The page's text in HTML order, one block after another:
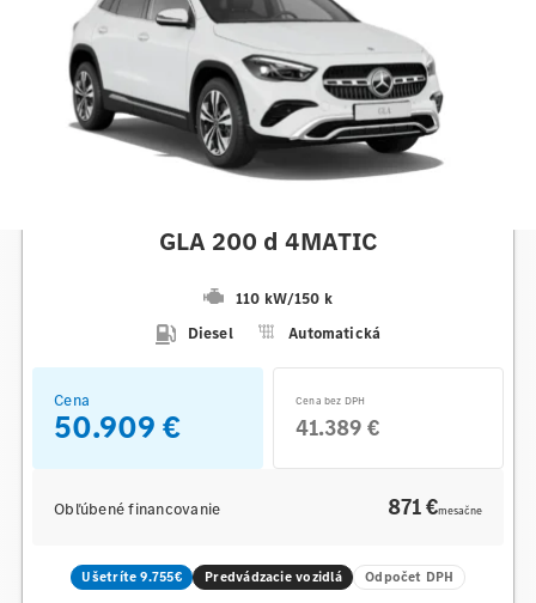
GLA 200 d 4MATIC
110 kW/150 k
Diesel
Automatická
Cena
50.909 €
Cena bez DPH
41.389 €
Obľúbené financovanie 871 €mesačne
Ušetríte 9.755€ Predvádzacie vozidlá Odpočet DPH